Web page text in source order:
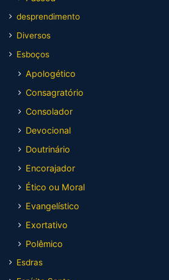
desprendimento
Diversos
Esboços
Apologético
Consagratório
Consolador
Devocional
Doutrinário
Encorajador
Ético ou Moral
Evangelístico
Exortativo
Polêmico
Esdras